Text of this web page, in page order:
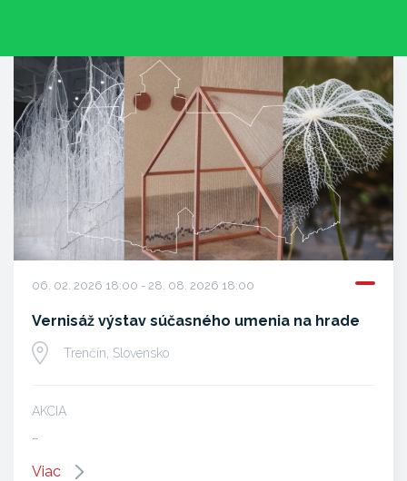
06. 02. 2026 18:00 - 28. 08. 2026 18:00
Vernisáž výstav súčasného umenia na hrade
Trenčín, Slovensko
AKCIA
Viac